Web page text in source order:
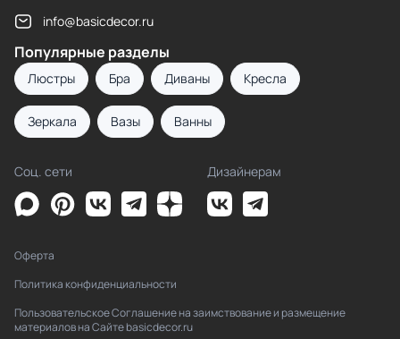
info@basicdecor.ru
Популярные разделы
Люстры Бра Диваны Кресла
Зеркала Вазы Ванны
Соц. сети Дизайнерам
Оферта
Политика конфиденциальности
Пользовательское Соглашение на заимствование и размещение
материалов на Сайте basicdecor.ru